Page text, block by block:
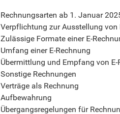
Rechnungsarten ab 1. Januar
Verpflichtung zur Ausstellung von
Zulässige Formate einer E-
Umfang einer E-Rechnung
Übermittlung und Empfang von E-
Sonstige Rechnungen
Verträge als Rechnung
Aufbewahrung
Übergangsregelungen für